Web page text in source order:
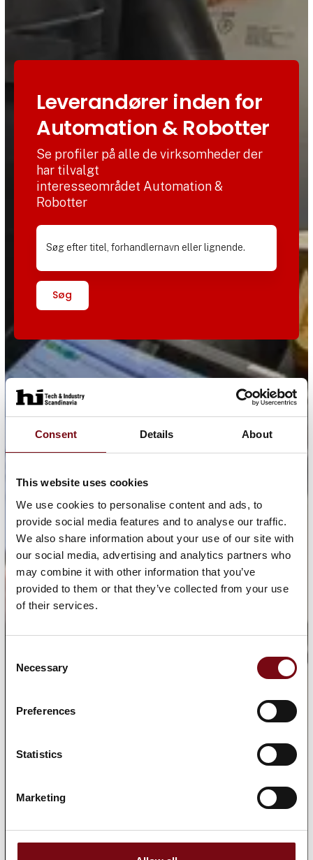
Consent Details About
This website uses cookies
We use cookies to personalise content and ads, to
provide social media features and to analyse our traffic.
We also share information about your use of our site with
our social media, advertising and analytics partners who
may combine it with other information that you’ve
provided to them or that they’ve collected from your use
of their services.
Selection
Necessary
Preferences
Statistics
Marketing
Leverandører inden for
Automation & Robotter
Se profiler på alle de virksomheder der
har tilvalgt
interesseområdet Automation &
Robotter
Søg efter titel, forhandlernavn eller lignende.
Søg